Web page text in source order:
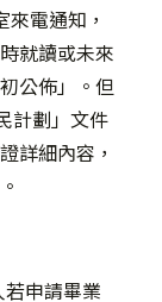
來電通知，
就讀或未來
公佈」。但
計劃」文件
詳細內容，
申請畢業